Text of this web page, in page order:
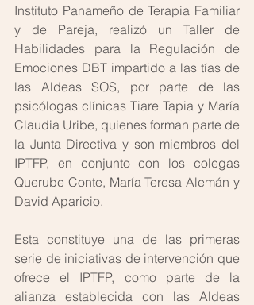
Instituto Panameño de Terapia Familiar
y de Pareja, realizó un Taller de
Habilidades para la Regulación de
Emociones DBT impartido a las tías de
las Aldeas SOS, por parte de las
psicólogas clínicas Tiare Tapia y María
Claudia Uribe, quienes forman parte de
la Junta Directiva y son miembros del
IPTFP, en conjunto con los colegas
Querube Conte, María Teresa Alemán y
David Aparicio.
Esta constituye una de las primeras
serie de iniciativas de intervención que
ofrece el IPTFP, como parte de la
alianza establecida con las Aldeas